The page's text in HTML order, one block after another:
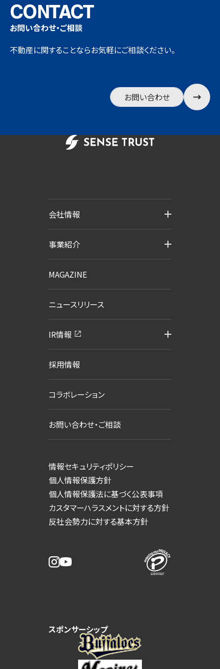
CONTACT
お問い合わせ・ご相談
不動産に関することならお気軽にご相談ください。
お問い合わせ
会社情報
事業紹介
MAGAZINE
ニュースリリース
IR情報
採用情報
コラボレーション
お問い合わせ・ご相談
情報セキュリティポリシー
個人情報保護方針
個人情報保護法に基づく公表事項
カスタマーハラスメントに対する方針
反社会勢力に対する基本方針
スポンサーシップ